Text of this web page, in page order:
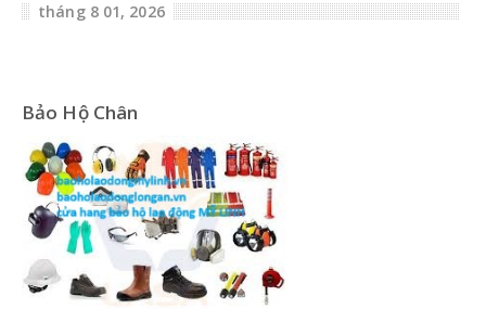
tháng 8 01, 2026
Bảo Hộ Chân